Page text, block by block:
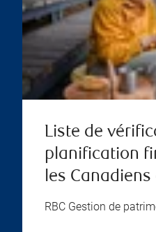
Liste de
planification
les Canadiens
RBC Gestion de